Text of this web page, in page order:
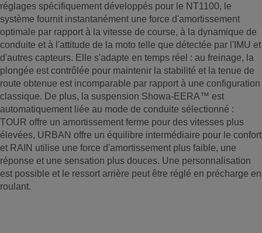
réglages spécifiquement développés pour le NT1100, le
système fournit instantanément une force d'amortissement
optimale par rapport à la vitesse de course, à la dynamique de
conduite et à l'attitude de la moto telle que détectée par l'IMU et
d'autres capteurs. Elle s'adapte en temps réel : au freinage, la
plongée est contrôlée pour maintenir la stabilité et la tenue de
route obtenue est incomparable par rapport à une configuration
classique. De plus, la suspension Showa-EERA™ est
automatiquement liée au mode de conduite sélectionné :
TOUR offre un amortissement ferme pour des vitesses plus
élevées, URBAN offre un équilibre intermédiaire pour le confort
et RAIN utilise une force d'amortissement plus faible, une
réponse et une sensation plus douces. Une personnalisation
est possible et le ressort arrière peut être réglé en précharge en
roulant.